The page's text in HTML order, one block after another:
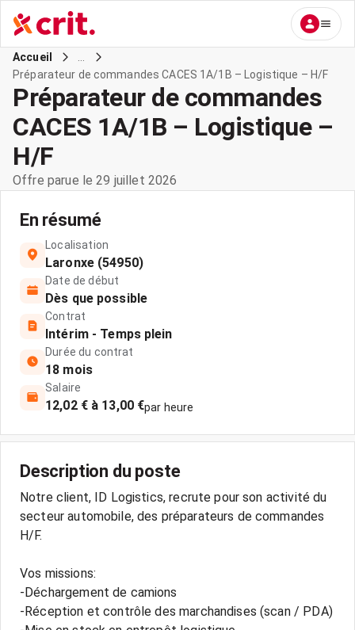
Accueil
Préparateur de commandes CACES 1A/1B – Logistique – H/F
Préparateur de commandes
CACES 1A/1B – Logistique –
H/F
Offre parue le 29 juillet 2026
En résumé
Localisation
Laronxe (54950)
Date de début
Dès que possible
Contrat
Intérim - Temps plein
Durée du contrat
18 mois
Salaire
12,02 € à 13,00 €par heure
Description du poste
Notre client, ID Logistics, recrute pour son activité du
secteur automobile, des préparateurs de commandes
H/F.
Vos missions:
-Déchargement de camions
-Réception et contrôle des marchandises (scan / PDA)